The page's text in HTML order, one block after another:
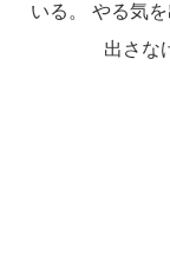
いる。 やる気
出さな